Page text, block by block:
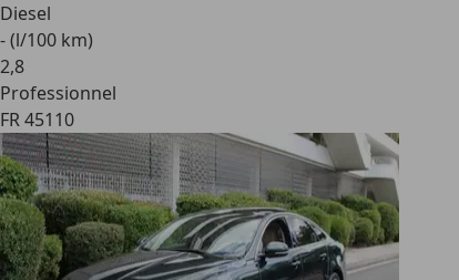
Diesel
- (l/100 km)
2,8
Professionnel
FR 45110